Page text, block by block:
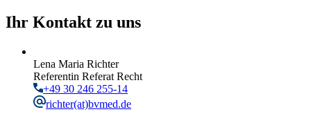
Ihr Kontakt zu uns
Lena Maria Richter
Referentin Referat Recht
+49 30 246 255-14
richter(at)bvmed.de